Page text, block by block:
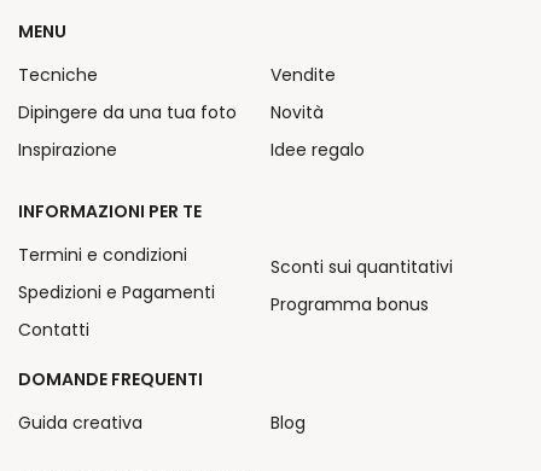
MENU
Tecniche
Dipingere da una tua foto
Inspirazione
Vendite
Novità
Idee regalo
INFORMAZIONI PER TE
Termini e condizioni
Spedizioni e Pagamenti
Contatti
Sconti sui quantitativi
Programma bonus
DOMANDE FREQUENTI
Guida creativa
Blog